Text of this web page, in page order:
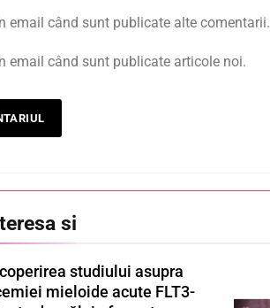
email când sunt publicate alte comentarii.
email când sunt publicate articole noi.
si
studiului asupra
mieloide acute FLT3-